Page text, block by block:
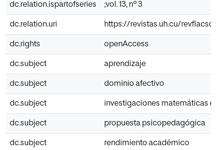
dc.relation.ispartofseries ;vol. 13, nº 3
dc.relation.uri https://revistas.uh.cu/
dc.rights openAccess
dc.subject aprendizaje
dc.subject dominio afectivo
dc.subject investigaciones matemáticas
dc.subject propuesta psicopedagógica
dc.subject rendimiento académico